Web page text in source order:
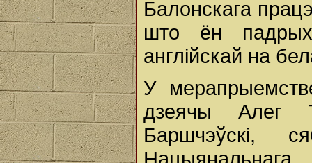
Балонскага
што ён
англійскай на
У
дзеячы Алег
Баршчэўскі,